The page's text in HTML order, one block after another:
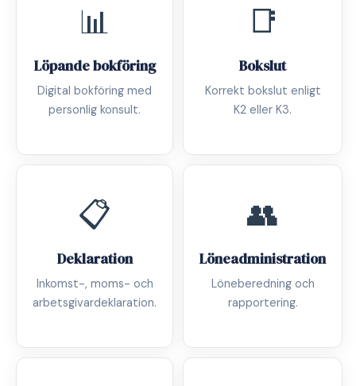
📊
Löpande bokföring
Digital bokföring med
personlig konsult.
📑
Bokslut
Korrekt bokslut enligt
K2 eller K3.
📋
Deklaration
Inkomst-, moms- och
arbetsgivardeklaration.
👥
Löneadministration
Löneberedning och
rapportering.